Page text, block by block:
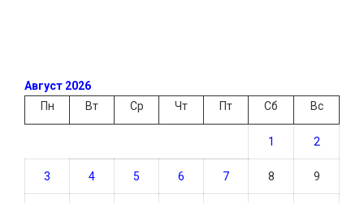
Август 2026
Пн
Вт Ср Чт Пт Сб Вс
1 2
3 4 5 6 7 8 9